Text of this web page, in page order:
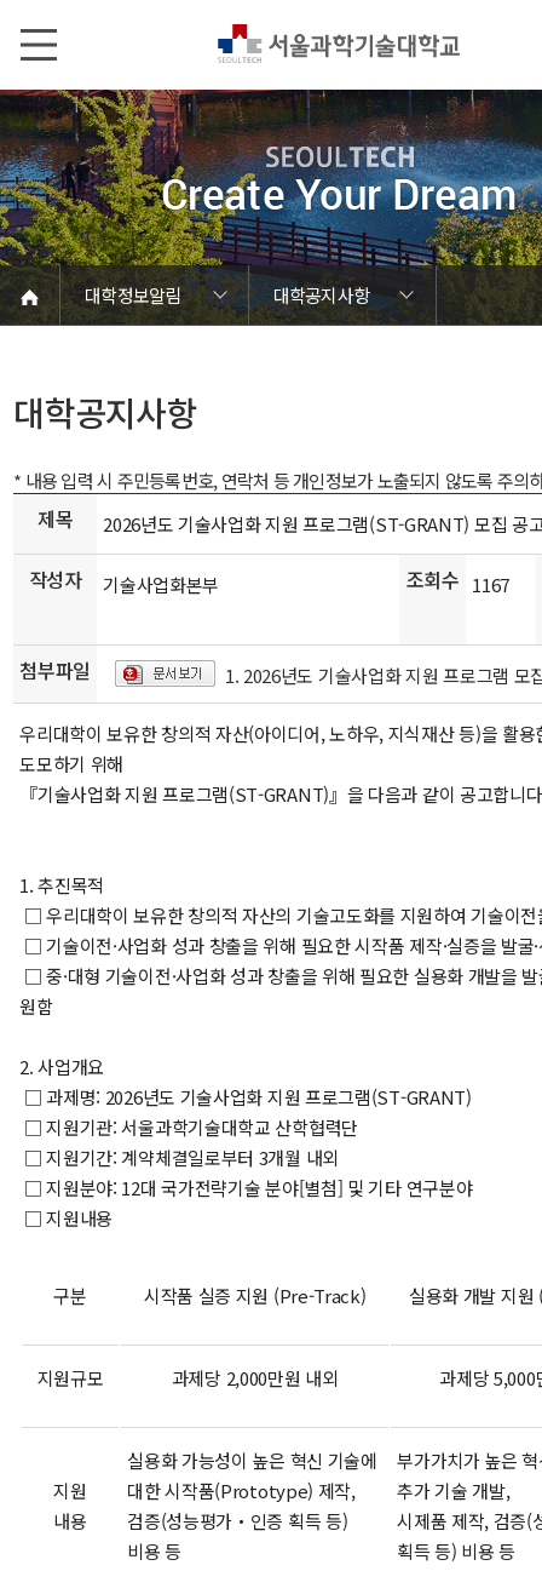
대학정보알림
대학공지사항
대학정보알림
정보공개
정보서비스안내
온라인민원센터
청렴행정
갑질신고센터
유실물 센터
SEOULTECH광장
대학공지사항
학사공지
장학공지
대학원공지
취업공지
대학입찰
채용정보
공모/외부행사
등록금심의위원회
코로나바이러스19 대응안내
재정위원회
대학공지사항
* 내용 입력 시 주민등록번호, 연락처 등 개인정보가 노출되지 않도록 주의
제목 2026년도 기술사업화 지원 프로그램(ST-GRANT) 모집 공
작성자 기술사업화본부 조회수 1167
첨부파일 1. 2026년도 기술사업화 지원 프로그램 모
우리대학이 보유한 창의적 자산(아이디어, 노하우, 지식재산 등)을 활
도모하기 위해
『기술사업화 지원 프로그램(ST-GRANT)』을 다음과 같이 공고합니
1. 추진목적
□ 우리대학이 보유한 창의적 자산의 기술고도화를 지원하여 기술이전
□기술이전·사업화 성과 창출을 위해 필요한 시작품 제작·실증을 발굴
□중·대형 기술이전·사업화 성과 창출을 위해 필요한 실용화 개발을
원함
2. 사업개요
□ 과제명: 2026년도 기술사업화 지원 프로그램(ST-GRANT)
□ 지원기관: 서울과학기술대학교 산학협력단
□ 지원기간: 계약체결일로부터 3개월 내외
□ 지원분야: 12대 국가전략기술 분야[별첨] 및 기타 연구분야
□ 지원내용
구분 시작품 실증 지원 (Pre-Track) 실용화 개발 지
지원규모 과제당 2,000만원 내외 과제당 5,000
지원
내용
실용화 가능성이 높은 혁신 기술에
대한 시작품(Prototype) 제작,
검증(성능평가‧인증 획득 등)
비용 등
부가가치가 높은
추가 기술 개발,
시제품 제작, 검증(
획득 등) 비용 등